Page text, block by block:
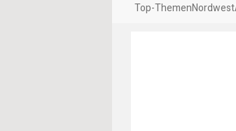
Top-ThemenNordwest